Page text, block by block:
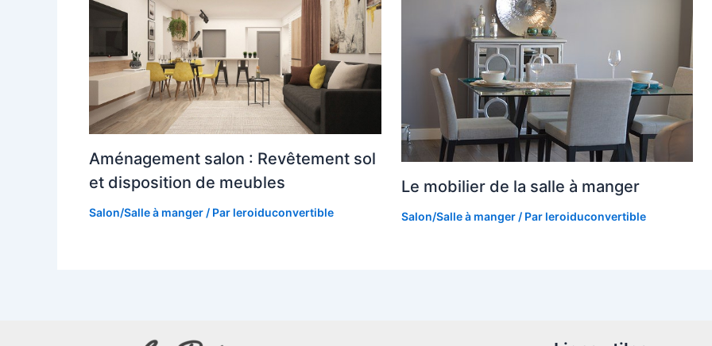
Aménagement salon : Revêtement sol
et disposition de meubles
Salon/Salle à manger / Par leroiduconvertible
Le mobilier de la salle à manger
Salon/Salle à manger/ Par leroiduconvertible